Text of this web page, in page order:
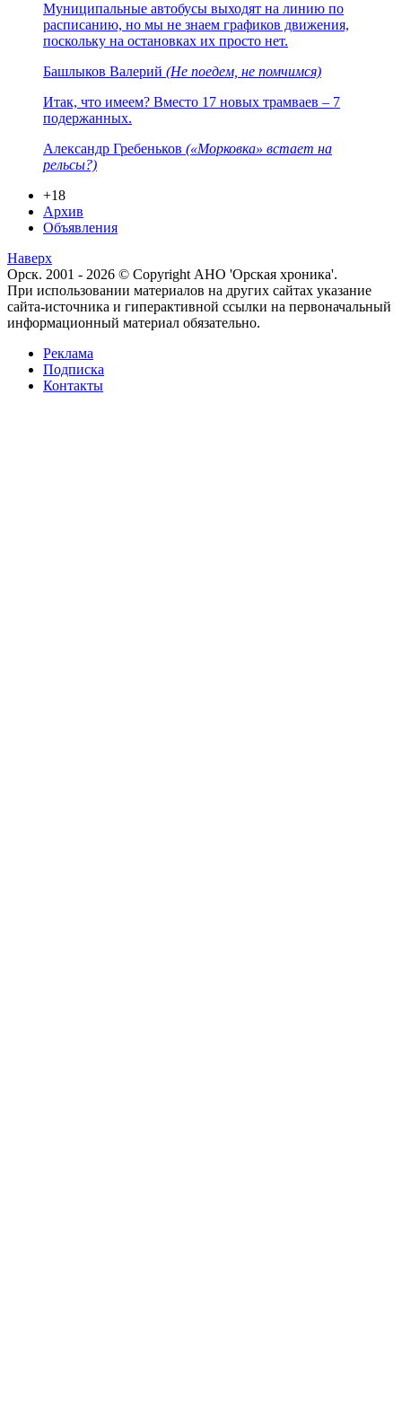
Муниципальные автобусы выходят на линию по
расписанию, но мы не знаем графиков движения,
поскольку на остановках их просто нет.
Башлыков Валерий (Не поедем, не помчимся)
Итак, что имеем? Вместо 17 новых трамваев – 7
подержанных.
Александр Гребеньков («Морковка» встает на
рельсы?)
+18
Архив
Объявления
Наверх
Орск. 2001 - 2026 © Copyright АНО 'Орская хроника'.
При использовании материалов на других сайтах указание
сайта-источника и гиперактивной ссылки на первоначальный
информационный материал обязательно.
Реклама
Подписка
Контакты